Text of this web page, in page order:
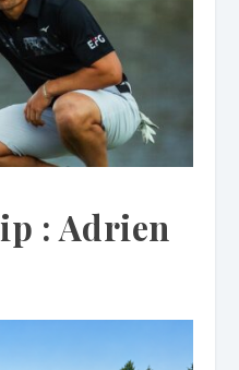
: Adrien